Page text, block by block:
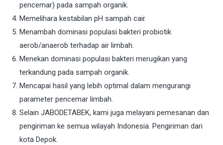
pencemar) pada sampah organik.
Memelihara kestabilan pH sampah cair.
Menambah dominasi populasi bakteri probiotik
aerob/anaerob terhadap air limbah.
Menekan dominasi populasi bakteri merugikan yang
terkandung pada sampah organik.
Mencapai hasil yang lebih optimal dalam mengurangi
parameter pencemar limbah.
Selain JABODETABEK, kami juga melayani pemesanan dan
pengiriman ke semua wilayah Indonesia. Pengiriman dari
kota Depok.